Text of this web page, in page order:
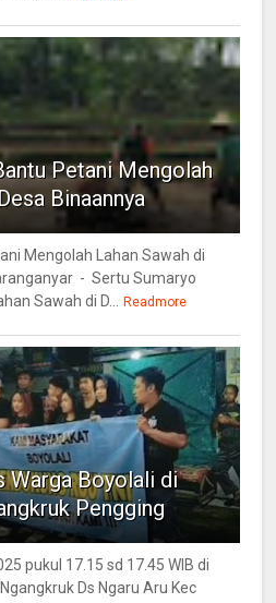
Petani Mengolah
Binaannya
Mengolah Lahan Sawah di
- Sertu Sumaryo
Sawah di D... Readmore
Warga Boyolali di
Pengging
pukul 17.15 sd 17.45 WIB di
Ds Ngaru Aru Kec